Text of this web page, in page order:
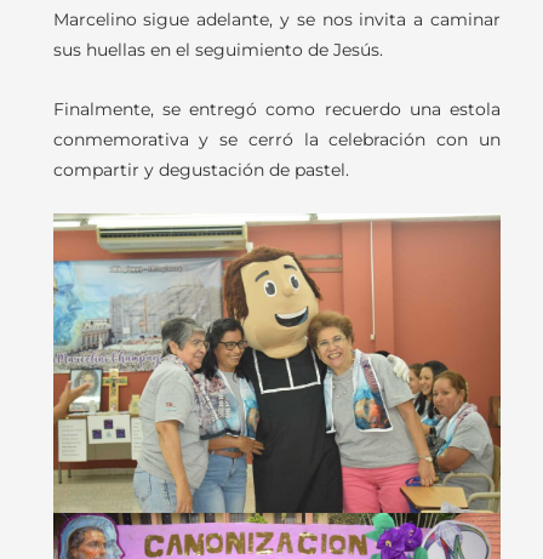
Marcelino sigue adelante, y se nos invita a caminar
sus huellas en el seguimiento de Jesús.
Finalmente, se entregó como recuerdo una estola
conmemorativa y se cerró la celebración con un
compartir y degustación de pastel.